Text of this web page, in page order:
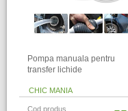
Pompa manuala pentru
transfer lichide
CHIC MANIA
Cod produs